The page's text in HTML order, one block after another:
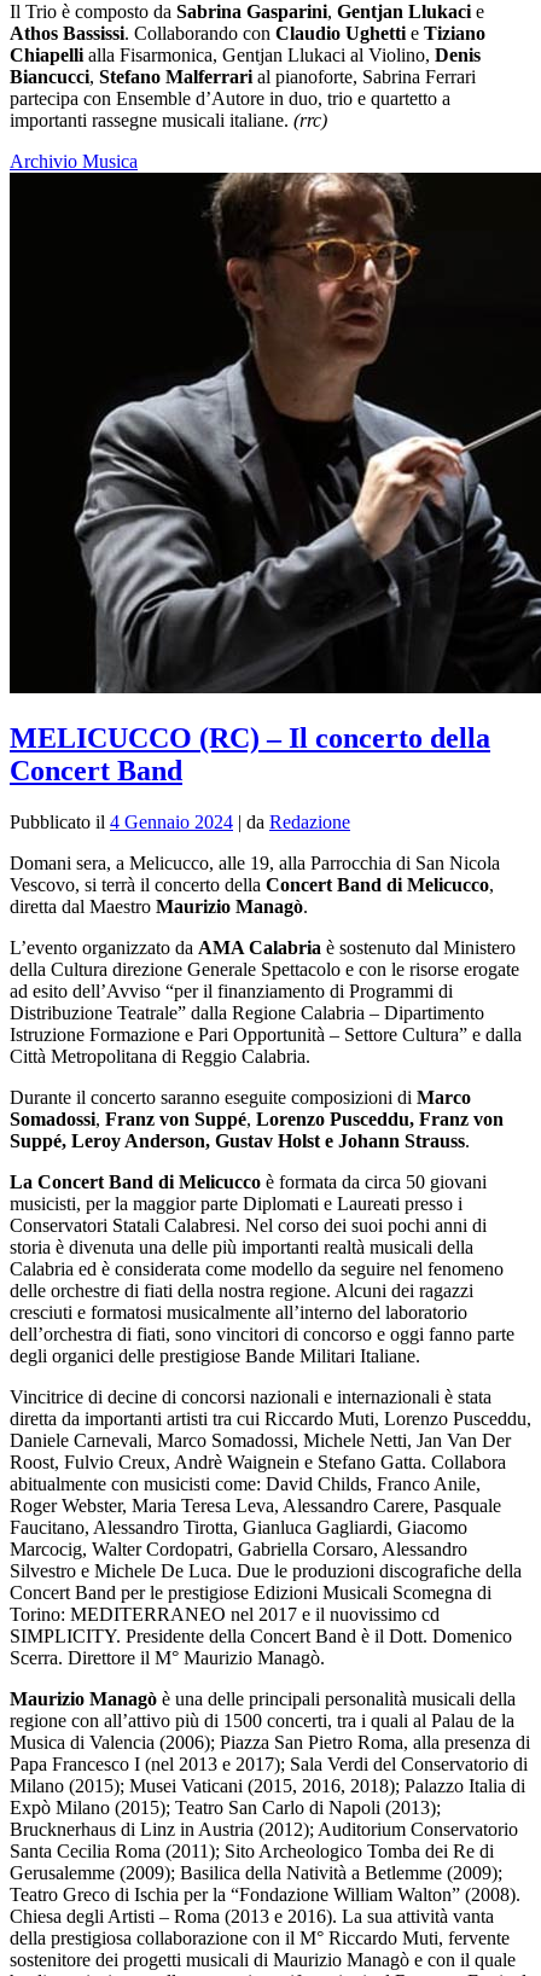
Il Trio è composto da Sabrina Gasparini, Gentjan Llukaci e
Athos Bassissi. Collaborando con Claudio Ughetti e Tiziano
Chiapelli alla Fisarmonica, Gentjan Llukaci al Violino, Denis
Biancucci, Stefano Malferrari al pianoforte, Sabrina Ferrari
partecipa con Ensemble d’Autore in duo, trio e quartetto a
importanti rassegne musicali italiane. (rrc)
Archivio Musica
MELICUCCO (RC) – Il concerto della
Concert Band
Pubblicato il 4 Gennaio 2024 | da Redazione
Domani sera, a Melicucco, alle 19, alla Parrocchia di San Nicola
Vescovo, si terrà il concerto della Concert Band di Melicucco,
diretta dal Maestro Maurizio Managò.
L’evento organizzato da AMA Calabria è sostenuto dal Ministero
della Cultura direzione Generale Spettacolo e con le risorse erogate
ad esito dell’Avviso “per il finanziamento di Programmi di
Distribuzione Teatrale” dalla Regione Calabria – Dipartimento
Istruzione Formazione e Pari Opportunità – Settore Cultura” e dalla
Città Metropolitana di Reggio Calabria.
Durante il concerto saranno eseguite composizioni di Marco
Somadossi, Franz von Suppé, Lorenzo Pusceddu, Franz von
Suppé, Leroy Anderson, Gustav Holst e Johann Strauss.
La Concert Band di Melicucco è formata da circa 50 giovani
musicisti, per la maggior parte Diplomati e Laureati presso i
Conservatori Statali Calabresi. Nel corso dei suoi pochi anni di
storia è divenuta una delle più importanti realtà musicali della
Calabria ed è considerata come modello da seguire nel fenomeno
delle orchestre di fiati della nostra regione. Alcuni dei ragazzi
cresciuti e formatosi musicalmente all’interno del laboratorio
dell’orchestra di fiati, sono vincitori di concorso e oggi fanno parte
degli organici delle prestigiose Bande Militari Italiane.
Vincitrice di decine di concorsi nazionali e internazionali è stata
diretta da importanti artisti tra cui Riccardo Muti, Lorenzo Pusceddu,
Daniele Carnevali, Marco Somadossi, Michele Netti, Jan Van Der
Roost, Fulvio Creux, Andrè Waignein e Stefano Gatta. Collabora
abitualmente con musicisti come: David Childs, Franco Anile,
Roger Webster, Maria Teresa Leva, Alessandro Carere, Pasquale
Faucitano, Alessandro Tirotta, Gianluca Gagliardi, Giacomo
Marcocig, Walter Cordopatri, Gabriella Corsaro, Alessandro
Silvestro e Michele De Luca. Due le produzioni discografiche della
Concert Band per le prestigiose Edizioni Musicali Scomegna di
Torino: MEDITERRANEO nel 2017 e il nuovissimo cd
SIMPLICITY. Presidente della Concert Band è il Dott. Domenico
Scerra. Direttore il M° Maurizio Managò.
Maurizio Managò è una delle principali personalità musicali della
regione con all’attivo più di 1500 concerti, tra i quali al Palau de la
Musica di Valencia (2006); Piazza San Pietro Roma, alla presenza di
Papa Francesco I (nel 2013 e 2017); Sala Verdi del Conservatorio di
Milano (2015); Musei Vaticani (2015, 2016, 2018); Palazzo Italia di
Expò Milano (2015); Teatro San Carlo di Napoli (2013);
Brucknerhaus di Linz in Austria (2012); Auditorium Conservatorio
Santa Cecilia Roma (2011); Sito Archeologico Tomba dei Re di
Gerusalemme (2009); Basilica della Natività a Betlemme (2009);
Teatro Greco di Ischia per la “Fondazione William Walton” (2008).
Chiesa degli Artisti – Roma (2013 e 2016). La sua attività vanta
della prestigiosa collaborazione con il M° Riccardo Muti, fervente
sostenitore dei progetti musicali di Maurizio Managò e con il quale